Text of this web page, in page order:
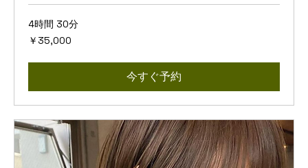
4時間 30分
35,000
円
￥35,000
今すぐ予約